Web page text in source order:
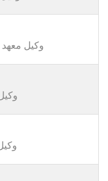
وكيل معهد